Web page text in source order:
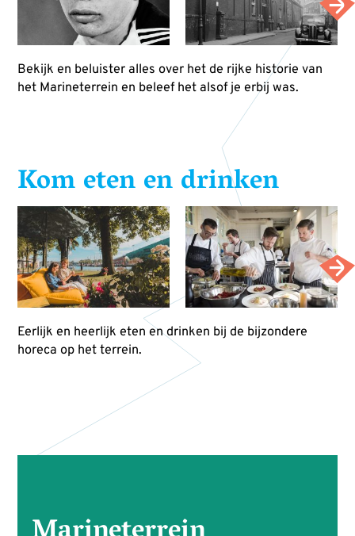
Bekijk en beluister alles over het de rijke historie van
het Marineterrein en beleef het alsof je erbij was.
Kom eten en drinken
Eerlijk en heerlijk eten en drinken bij de bijzondere
horeca op het terrein.